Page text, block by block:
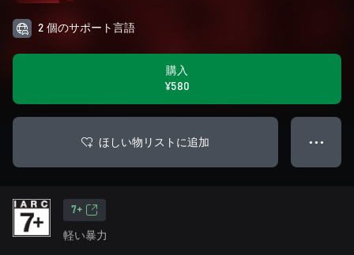
2 個のサポート言語
購入
¥580
ほしい物リストに追加 ● ● ●
7+
軽い暴力